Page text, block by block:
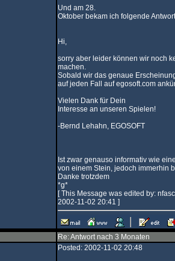
Und am 28.
Oktober bekam ich folgende
Hi,
sorry aber leider können wir noch
machen.
Sobald wir das genaue
auf jeden Fall auf egosoft.com
Vielen Dank für Dein
Interesse an unseren Spielen!
-Bernd Lehahn, EGOSOFT
Ist zwar genauso informativ wie
von einem Stein, jedoch immerhin
Danke trotzdem
*g*
[ This Message was edited by:
2002-11-02 20:41 ]
Re: Antwort nach 3 Monaten
Posted: 2002-11-02 20:48